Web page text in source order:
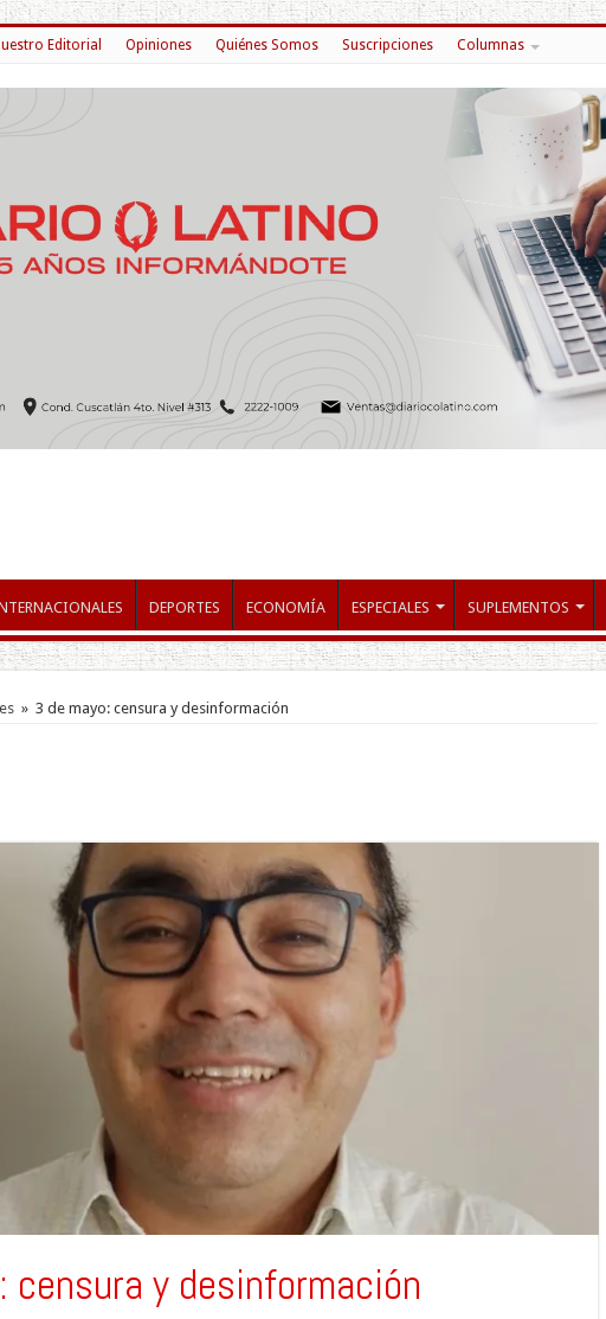
Editorial Opiniones Quiénes Somos Suscripciones Columnas
DEPORTES ECONOMÍA ESPECIALES SUPLEMENTOS
» 3 de mayo: censura y desinformación
censura y desinformación